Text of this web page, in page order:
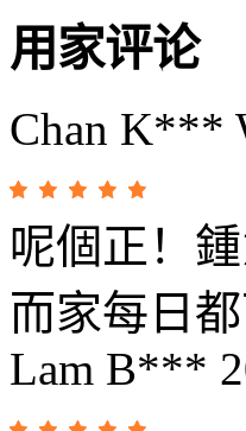
用家评论
Chan K***
呢個正！
而家每日
Lam B***